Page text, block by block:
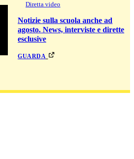
Diretta video
Notizie sulla scuola anche ad
agosto. News, interviste e dirette
esclusive
guarda